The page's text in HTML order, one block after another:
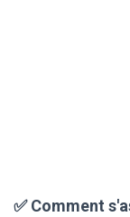
✅ Comment